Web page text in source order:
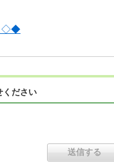
◇◆
ください